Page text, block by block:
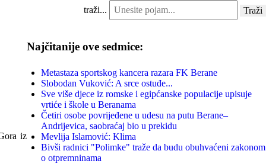
traži...
Traži
iz
Najčitanije ove sedmice:
Metastaza sportskog kancera razara FK Berane
Slobodan Vuković: A srce ostuđe...
Sve više djece iz romske i egipćanske populacije upisuje
vrtiće i škole u Beranama
Četiri osobe povrijeđene u udesu na putu Berane–
Andrijevica, saobraćaj bio u prekidu
Mevlija Islamović: Klima
Bivši radnici "Polimke" traže da budu obuhvaćeni zakonom
o otpremninama